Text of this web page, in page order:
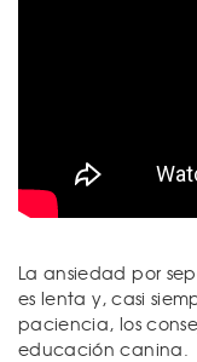
La ansiedad por
es lenta y, casi
paciencia, los
educación canina.